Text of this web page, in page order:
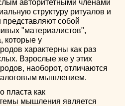
авторитетными членами
структуру ритуалов и
представляют собой
"материалистов",
которые у
характерны как раз
Взрослые же у этих
наоборот, отличаются
мышлением.
пласта как
мышления является